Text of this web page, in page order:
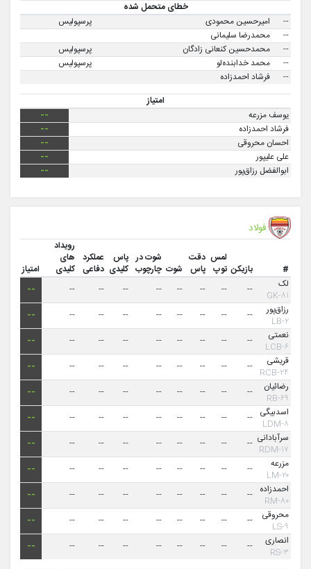
خطای متحمل شده
--
امیرحسین محمودی
پرسپولیس
--
محمدرضا سلیمانی
--
محمدحسین کنعانی زادگان
پرسپولیس
--
محمد خدابنده‌لو
پرسپولیس
--
فرشاد احمدزاده
امتیاز
یوسف مزرعه
--
فرشاد احمدزاده
--
احسان محروقی
--
علی علیپور
--
ابوالفضل رزاق‌پور
--
فولاد
# بازیکن
لمس
توپ
دقت
پاس
شوت
شوت در
چارچوب
پاس
کلیدی
عملکرد
دفاعی
رویداد
های
کلیدی
امتیاز
لک
۸۱-GK
--
--
--
--
--
--
--
--
--
رزاق‌پور
۲-LB
--
--
--
--
--
--
--
--
--
نعمتی
۶-LCB
--
--
--
--
--
--
--
--
--
قریشی
۲۴-RCB
--
--
--
--
--
--
--
--
--
رضائیان
۶۹-RB
--
--
--
--
--
--
--
--
--
اسدبیگی
۸-LDM
--
--
--
--
--
--
--
--
--
سرآبادانی
۱۷-RDM
--
--
--
--
--
--
--
--
--
مزرعه
۲۰-LM
--
--
--
--
--
--
--
--
--
احمدزاده
۸۰-RM
--
--
--
--
--
--
--
--
--
محروقی
۹-LS
--
--
--
--
--
--
--
--
--
انصاری
۳-RS
--
--
--
--
--
--
--
--
--